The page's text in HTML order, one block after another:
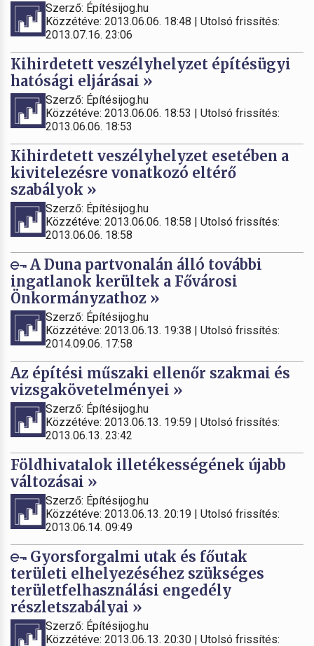
Szerző: Építésijog.hu
Közzétéve: 2013.06.06. 18:48 | Utolsó frissítés:
2013.07.16. 23:06
Kihirdetett veszélyhelyzet építésügyi
hatósági eljárásai »
Szerző: Építésijog.hu
Közzétéve: 2013.06.06. 18:53 | Utolsó frissítés:
2013.06.06. 18:53
Kihirdetett veszélyhelyzet esetében a
kivitelezésre vonatkozó eltérő
szabályok »
Szerző: Építésijog.hu
Közzétéve: 2013.06.06. 18:58 | Utolsó frissítés:
2013.06.06. 18:58
A Duna partvonalán álló további
ingatlanok kerültek a Fővárosi
Önkormányzathoz »
Szerző: Építésijog.hu
Közzétéve: 2013.06.13. 19:38 | Utolsó frissítés:
2014.09.06. 17:58
Az építési műszaki ellenőr szakmai és
vizsgakövetelményei »
Szerző: Építésijog.hu
Közzétéve: 2013.06.13. 19:59 | Utolsó frissítés:
2013.06.13. 23:42
Földhivatalok illetékességének újabb
változásai »
Szerző: Építésijog.hu
Közzétéve: 2013.06.13. 20:19 | Utolsó frissítés:
2013.06.14. 09:49
Gyorsforgalmi utak és főutak
területi elhelyezéséhez szükséges
területfelhasználási engedély
részletszabályai »
Szerző: Építésijog.hu
Közzétéve: 2013.06.13. 20:30 | Utolsó frissítés: